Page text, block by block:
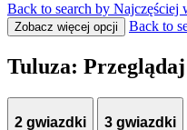
Back to search by Najczęściej
Zobacz więcej opcji Back to
Tuluza:
2 gwiazdki 3 gwiazdki